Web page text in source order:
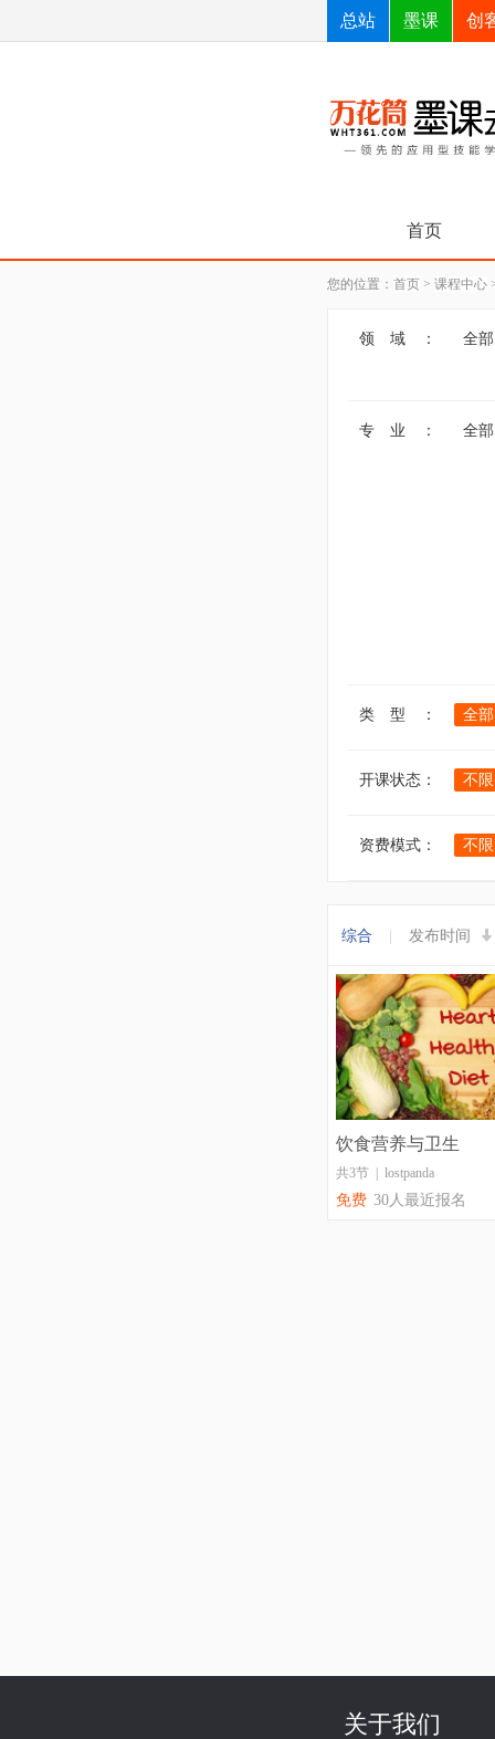
总站 墨课 创
首页
您的位置： 首页 > 课程中心
领 域 ： 全部
专 业 ： 全部
类 型 ： 全部
开课状态： 不限
资费模式： 不限
综合 发布时间
饮食营养与卫生
共3节 | lostpanda
免费 30人最近报名
关于我们